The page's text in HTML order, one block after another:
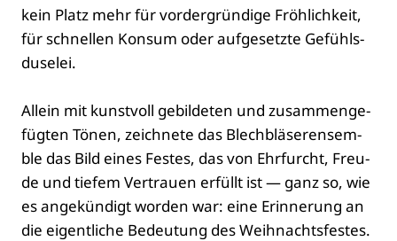
kein Platz mehr für vor­der­grün­di­ge Fröh­lich­keit,
für schnel­len Kon­sum oder auf­ge­setz­te Gefühls­
du­se­lei.
Allein mit kunst­voll gebil­de­ten und zusam­men­ge­
füg­ten Tönen, zeich­ne­te das Blech­blä­ser­en­sem­
ble das Bild eines Fes­tes, das von Ehr­furcht, Freu­
de und tie­fem Ver­trau­en erfüllt ist — ganz so, wie
es ange­kün­digt wor­den war: eine Erin­ne­rung an
die eigent­li­che Bedeu­tung des Weih­nachts­fes­tes.